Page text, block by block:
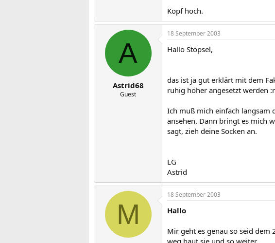
Kopf hoch.
A
Astrid68
Guest
18 September 2003
Hallo Stöpsel,
das ist ja gut erklärt mit dem
ruhig höher angesetzt werden
Ich muß mich einfach langsam
ansehen. Dann bringt es mich
sagt, zieh deine Socken an.
LG
Astrid
M
18 September 2003
Hallo
Mir geht es genau so seid dem
weg haut sie und so weiter.